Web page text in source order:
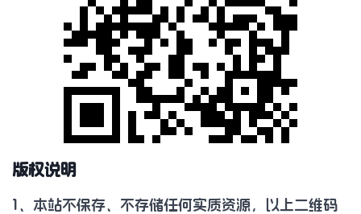
版权说明
1、本站不保存、不存储任何实质资源，以上二维码